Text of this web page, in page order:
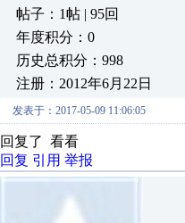
帖子：1帖 | 95回
年度积分：0
历史总积分：998
注册：2012年6月22日
发表于：2017-05-09 11:06:05
回复了 看看
回复 引用 举报